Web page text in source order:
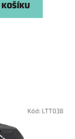
KOŠÍKU
Kód: LTT038